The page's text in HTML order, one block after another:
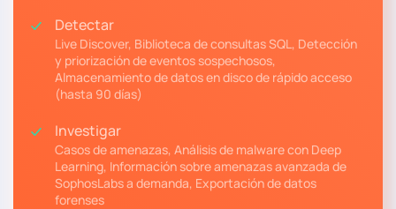
Detectar
Live Discover, Biblioteca de consultas SQL, Detección
y priorización de eventos sospechosos,
Almacenamiento de datos en disco de rápido acceso
(hasta 90 días)
Investigar
Casos de amenazas, Análisis de malware con Deep
Learning, Información sobre amenazas avanzada de
SophosLabs a demanda, Exportación de datos
forenses